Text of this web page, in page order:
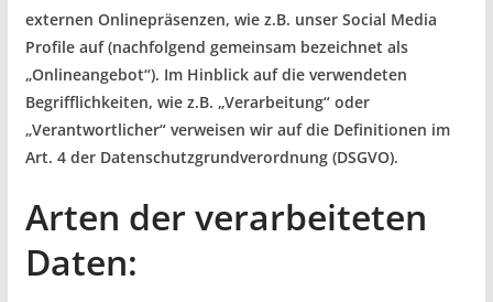
externen Onlinepräsenzen, wie z.B. unser Social Media
Profile auf (nachfolgend gemeinsam bezeichnet als
„Onlineangebot“). Im Hinblick auf die verwendeten
Begrifflichkeiten, wie z.B. „Verarbeitung“ oder
„Verantwortlicher“ verweisen wir auf die Definitionen im
Art. 4 der Datenschutzgrundverordnung (DSGVO).
Arten der verarbeiteten
Daten: